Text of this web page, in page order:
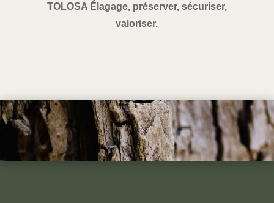
TOLOSA Élagage, préserver, sécuriser,
valoriser.